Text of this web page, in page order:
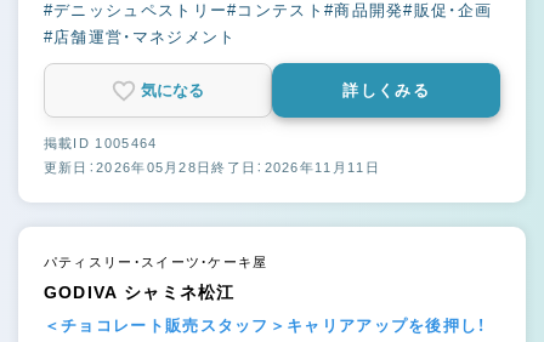
#デニッシュペストリー#コンテスト #商品開発#販促・企画
#店舗運営・マネジメント
気になる 詳しくみる
掲載ID 1005464
更新日：2026年05月28日終了日：2026年11月11日
パティスリー・スイーツ・ケーキ屋
GODIVA シャミネ松江
＜チョコレート販売スタッフ＞キャリアアップを後押し！